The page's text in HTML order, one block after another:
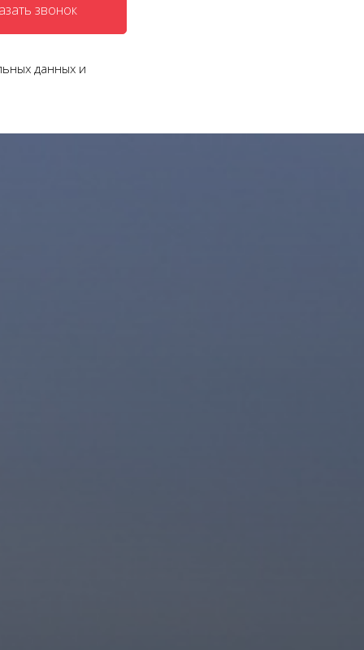
звонок
данных и